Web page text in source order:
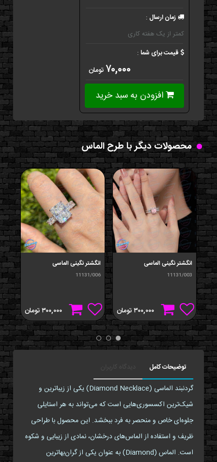
زمان ارسال :
کمتر از یک هفته کاری
قیمت برای شما:
۷۰,۰۰۰تومان
افزودن به سبد خرید
محصولات دیگر با طرح الماس
انگشتر نگينی الماسی
11131/003
۳۰۰,۰۰۰تومان
انگشتر نگينی الماسی
11131/006
۳۰۰,۰۰۰تومان
توضیحات کامل
گردنبند الماسی (Diamond Necklace) یکی از زیباترین و
شیک‌ترین اکسسوری‌هایی است که می‌تواند به هر استایلی
جلوه‌ای خاص و منحصر به فرد ببخشد. این محصول با طراحی
ظریف و استفاده از الماس‌های درخشان، نمادی از زیبایی و شکوه
است. الماس (Diamond) به عنوان یکی از گران‌بهاترین